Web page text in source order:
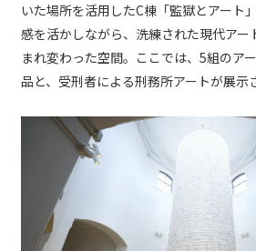
いた場所を活用したC棟「監獄とアート
感を活かしながら、洗練された現代アー
まれ変わった空間。ここでは、5組のア
品と、受刑者による刑務所アートが展示